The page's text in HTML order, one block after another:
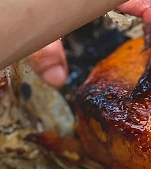
，不如跟野外料理達人玩真正嘅